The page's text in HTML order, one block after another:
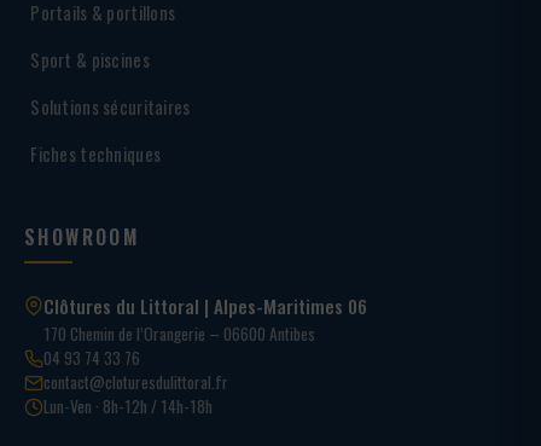
Portails & portillons
Sport & piscines
Solutions sécuritaires
Fiches techniques
SHOWROOM
Clôtures du Littoral | Alpes-Maritimes 06
170 Chemin de l’Orangerie – 06600 Antibes
04 93 74 33 76
contact@cloturesdulittoral.fr
Lun-Ven · 8h-12h / 14h-18h